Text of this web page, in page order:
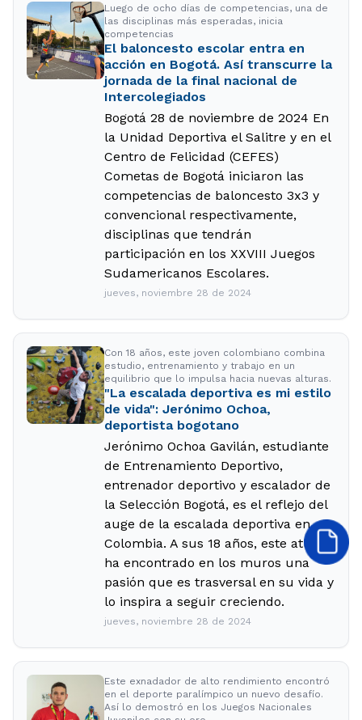
Luego de ocho días de competencias, una de
las disciplinas más esperadas, inicia
competencias
El baloncesto escolar entra en
acción en Bogotá. Así transcurre la
jornada de la final nacional de
Intercolegiados
Bogotá 28 de noviembre de 2024 En
la Unidad Deportiva el Salitre y en el
Centro de Felicidad (CEFES)
Cometas de Bogotá iniciaron las
competencias de baloncesto 3x3 y
convencional respectivamente,
disciplinas que tendrán
participación en los XXVIII Juegos
Sudamericanos Escolares.
jueves, noviembre 28 de 2024
Con 18 años, este joven colombiano combina
estudio, entrenamiento y trabajo en un
equilibrio que lo impulsa hacia nuevas alturas.
"La escalada deportiva es mi estilo
de vida": Jerónimo Ochoa,
deportista bogotano
Jerónimo Ochoa Gavilán, estudiante
de Entrenamiento Deportivo,
entrenador deportivo y escalador de
la Selección Bogotá, es el reflejo del
auge de la escalada deportiva en
Colombia. A sus 18 años, este atleta
ha encontrado en los muros una
pasión que es trasversal en su vida y
lo inspira a seguir creciendo.
jueves, noviembre 28 de 2024
Este exnadador de alto rendimiento encontró
en el deporte paralímpico un nuevo desafío.
Así lo demostró en los Juegos Nacionales